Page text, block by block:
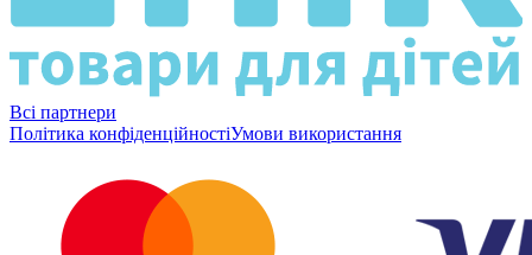
Всі партнери
Політика конфіденційностіУмови використання